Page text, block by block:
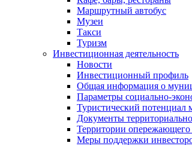
Маршрутный автобус
Музеи
Такси
Туризм
Инвестиционная деятельность
Новости
Инвестиционный профиль
Общая информация о
Параметры социально-
Туристический потенциал
Документы
Территории
Меры поддержки